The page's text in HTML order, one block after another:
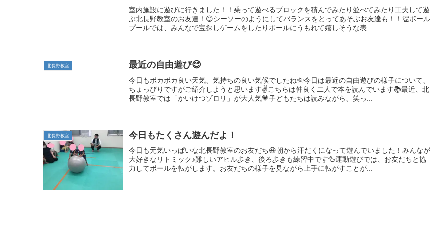
室内施設に遊びに行きました！！乗って遊べるブロックを積んでみたり並べてみたり工夫して遊
ぶ北長野教室のお友達！😊シーソーのようにしてバランスをとってあそぶお友達も！！👏ボール
プールでは、みんなで宝探しゲームをしたりボールにうもれて嬉しそうな表...
北長野教室 最近の自由遊び😊
今日もポカポカ良い天気、気持ちの良い気候でしたね🌞今日は最近の自由遊びの様子について、
ちょっぴりですがご紹介しようと思います✌こちらは仲良く二人で本を読んでいます📚最近、北
長野教室では「かいけつゾロリ」が大人気💗子どもたちは読みながら、笑っ...
北長野教室 今日もたくさん遊んだよ！
今日も元気いっぱいな北長野教室のお友だち😆朝から汗だくになって遊んでいました！みんなが
大好きなリトミック♪難しいアヒル歩き、後ろ歩きも練習中です🦆運動遊びでは、お友だちと協
力してボールを転がします。お友だちの様子を見ながら上手に転がすことが...